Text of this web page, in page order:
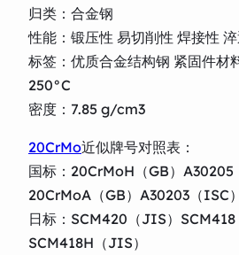
归类：合金钢
性能：锻压性 易切削性 焊接性
标签：优质合金结构钢 紧固件材
250°C
密度：7.85 g/cm3
20CrMo近似牌号对照表：
国标：20CrMoH（GB）A30205
20CrMoA（GB）A30203（ISC
日标：SCM420（JIS）SCM418
SCM418H（JIS）